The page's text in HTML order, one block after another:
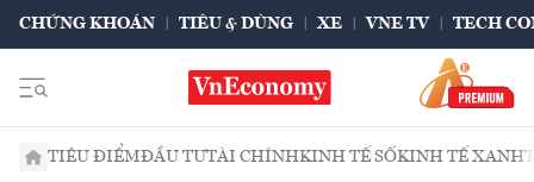
CHỨNG KHOÁN TIÊU & DÙNG XE VNE TV TECH
TIÊU ĐIỂMĐẦU TƯTÀI CHÍNHKINH TẾ SỐKINH TẾ XANH